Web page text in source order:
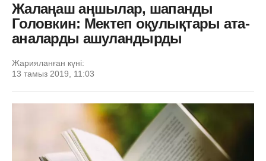
Жалаңаш аңшылар, шапанды
Головкин: Мектеп оқулықтары ата-
аналарды ашуландырды
Жарияланған күні:
13 тамыз 2019, 11:03